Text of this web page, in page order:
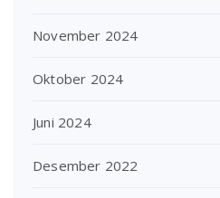
November 2024
Oktober 2024
Juni 2024
Desember 2022